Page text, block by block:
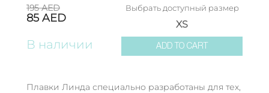
195AED
85 AED
В наличии
Выбрать доступный размер
XS
ADD TO CART
Плавки Линда специально разработаны для тех,